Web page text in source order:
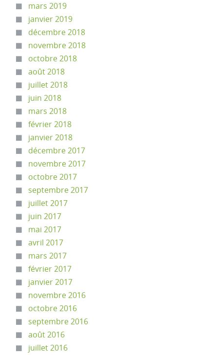
mars 2019
janvier 2019
décembre 2018
novembre 2018
octobre 2018
août 2018
juillet 2018
juin 2018
mars 2018
février 2018
janvier 2018
décembre 2017
novembre 2017
octobre 2017
septembre 2017
juillet 2017
juin 2017
mai 2017
avril 2017
mars 2017
février 2017
janvier 2017
novembre 2016
octobre 2016
septembre 2016
août 2016
juillet 2016